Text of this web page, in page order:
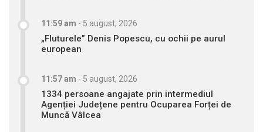
11:59 am - 5 august, 2026
„Fluturele” Denis Popescu, cu ochii pe aurul
european
11:57 am - 5 august, 2026
1334 persoane angajate prin intermediul
Agenției Județene pentru Ocuparea Forței de
Muncă Vâlcea